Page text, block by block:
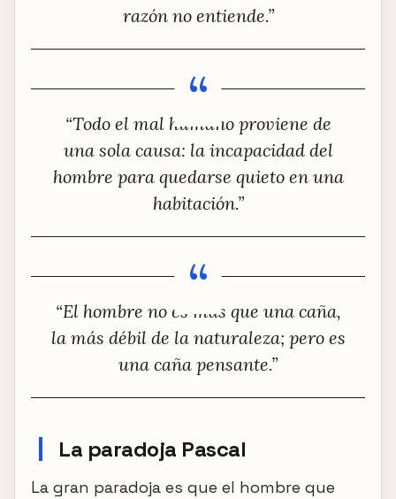
razón no entiende.”
“Todo el mal humano proviene de
una sola causa: la incapacidad del
hombre para quedarse quieto en una
habitación.”
“El hombre no es más que una caña,
la más débil de la naturaleza; pero es
una caña pensante.”
La paradoja Pascal
La gran paradoja es que el hombre que